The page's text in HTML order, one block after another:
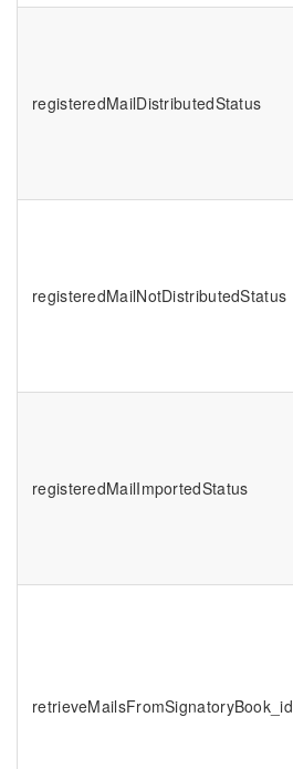
registeredMailDistributedStatus
registeredMailNotDistributedStatus
registeredMailImportedStatus
retrieveMailsFromSignatoryBook_id